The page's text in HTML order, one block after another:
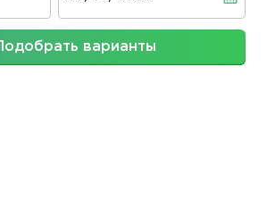
Подобрать варианты